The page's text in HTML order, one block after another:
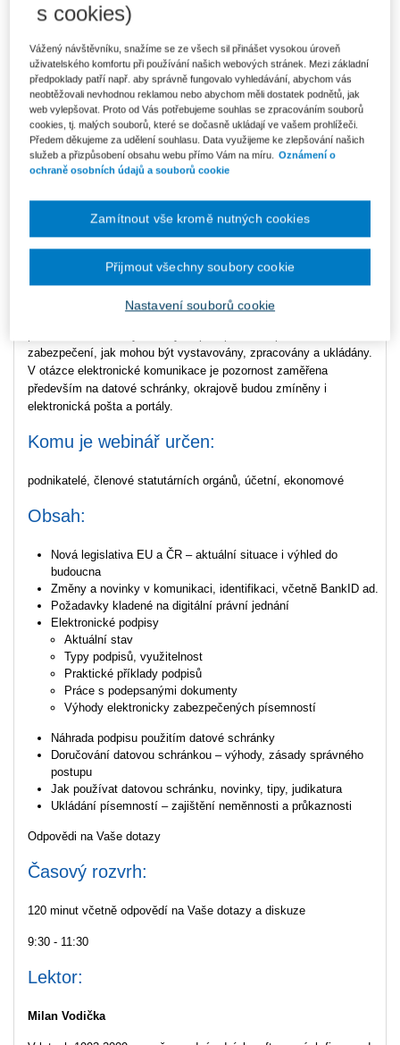
Přednášející
Typ akce Webinář
Typ produktu Školení
Datum 28.06.2021
Místo konání ONLINE - Microsoft Teams
Cíl webináře:
Seznámit posluchače s aktuální situací ohledně přechodu na
digitální písemnosti a komunikaci jak s orgány veřejné moci, tak i
lze postupovat elektronicky za současného zajištění průkazné
zabezpečení, jak mohou být vystavovány, zpracovány a ukládány.
V otázce elektronické komunikace je pozornost zaměřena
především na datové schránky, okrajově budou zmíněny i
elektronická pošta a portály.
Komu je webinář určen:
podnikatelé, členové statutárních orgánů, účetní, ekonomové
Obsah:
Nová legislativa EU a ČR – aktuální situace i výhled do
budoucna
Změny a novinky v komunikaci, identifikaci, včetně BankID ad.
Požadavky kladené na digitální právní jednání
Elektronické podpisy
Aktuální stav
Typy podpisů, využitelnost
Praktické příklady podpisů
Práce s podepsanými dokumenty
Výhody elektronicky zabezpečených písemností
Náhrada podpisu použitím datové schránky
Doručování datovou schránkou – výhody, zásady správného
postupu
Jak používat datovou schránku, novinky, tipy, judikatura
Ukládání písemností – zajištění neměnnosti a průkaznosti
Odpovědi na Vaše dotazy
Časový rozvrh:
120 minut včetně odpovědí na Vaše dotazy a diskuze
9:30 - 11:30
Lektor:
Milan Vodička
s cookies)
Vážený návštěvníku, snažíme se ze všech sil přinášet vysokou úroveň
uživatelského komfortu při používání našich webových stránek. Mezi základní
předpoklady patří např. aby správně fungovalo vyhledávání, abychom vás
neobtěžovali nevhodnou reklamou nebo abychom měli dostatek podnětů, jak
web vylepšovat. Proto od Vás potřebujeme souhlas se zpracováním souborů
cookies, tj. malých souborů, které se dočasně ukládají ve vašem prohlížeči.
Předem děkujeme za udělení souhlasu. Data využijeme ke zlepšování našich
služeb a přizpůsobení obsahu webu přímo Vám na míru.
Oznámení o
ochraně osobních údajů a souborů cookie
Nastavení souborů cookie
Zamítnout vše kromě nutných cookies
Přijmout všechny soubory cookie